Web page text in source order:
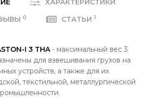
ХАРАКТЕРИСТИКИ
0 СТАТЬИ 1
I 3 THA- максимальный вес 3
для взвешивания грузов на
устройств, а также для их
текстильной, металлургической